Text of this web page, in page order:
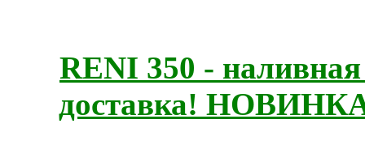
RENI 350 -
доставка!